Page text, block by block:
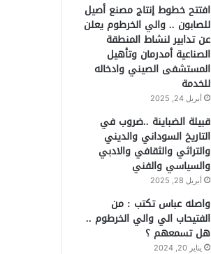
افتتح خطوط إنتاج مصنع أصيل
للصابون .. والي الخرطوم يعلن
عن تدابير لنشاط المنطقة
الصناعية أمدرمان وتأهيل
المستشفى الصيني وادخاله
للخدمة
أبريل 24, 2025
قبيلة الضباينة ..ضروب في
التاريخ السوداني والديني
والتراثي والثقافي والادبي
والسياسي والفني
أبريل 28, 2025
واصله عباس تكتب : من
الفتيحاب الي والي الخرطوم ..
هل تسمعهم ؟
يناير 20, 2024